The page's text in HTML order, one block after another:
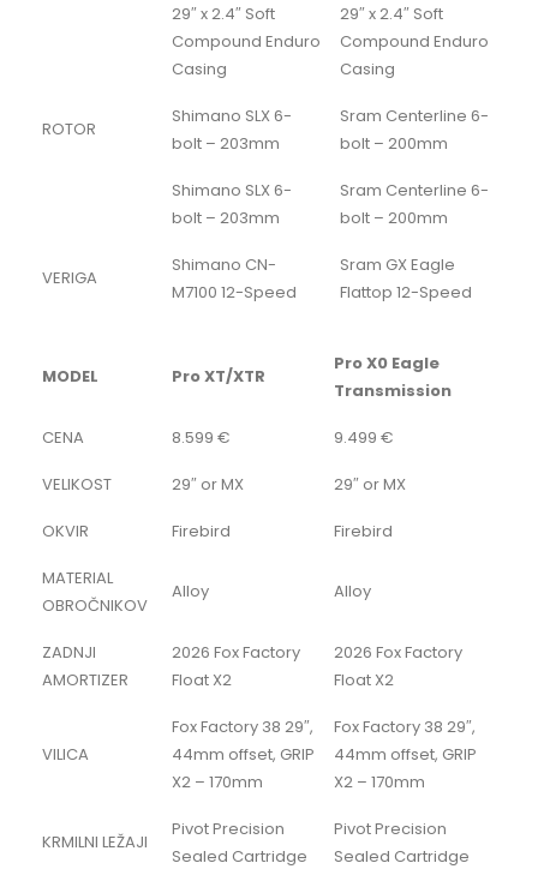
29″ x 2.4″ Soft
Compound Enduro
Casing
29″ x 2.4″ Soft
Compound Enduro
Casing
ROTOR
Shimano SLX 6-
bolt – 203mm
Sram Centerline 6-
bolt – 200mm
Shimano SLX 6-
bolt – 203mm
Sram Centerline 6-
bolt – 200mm
VERIGA
Shimano CN-
M7100 12-Speed
Sram GX Eagle
Flattop 12-Speed
MODEL Pro XT/XTR
Pro X0 Eagle
Transmission
CENA 8.599 € 9.499 €
VELIKOST 29″ or MX 29″ or MX
OKVIR Firebird Firebird
MATERIAL
OBROČNIKOV
Alloy Alloy
ZADNJI
AMORTIZER
2026 Fox Factory
Float X2
2026 Fox Factory
Float X2
VILICA
Fox Factory 38 29″,
44mm offset, GRIP
X2 – 170mm
Fox Factory 38 29″,
44mm offset, GRIP
X2 – 170mm
KRMILNI LEŽAJI
Pivot Precision
Sealed Cartridge
Pivot Precision
Sealed Cartridge